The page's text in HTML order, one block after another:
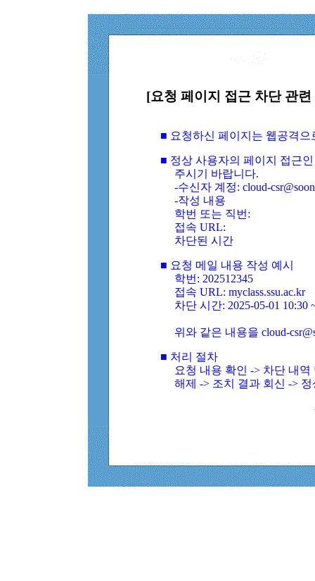
[요청 페이지 접근 차단 관
■ 요청하신 페이지는 웹공격
■ 정상 사용자의 페이지 접근
주시기 바랍니다.
-수신자 계정: cloud-
-작성 내용
학번 또는 직번:
접속 URL:
차단된 시간
■ 요청 메일 내용 작성 예시
학번: 202512345
접속 URL: myclass.ssu.ac.kr
차단 시간: 2025-05-01 10:30
위와 같은 내용을 cloud-
■ 처리 절차
요청 내용 확인 -> 차단 내
해제 -> 조치 결과 회신 ->